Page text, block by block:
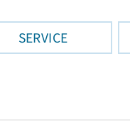
SERVICE